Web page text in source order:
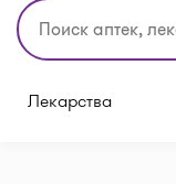
Лекарства